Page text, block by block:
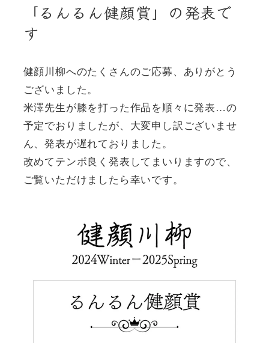
「るんるん健顔賞」の発表で
す
健顔川柳へのたくさんのご応募、ありがとう
ございました。
米澤先生が膝を打った作品を順々に発表…の
予定でおりましたが、大変申し訳ございませ
ん、発表が遅れておりました。
改めてテンポ良く発表してまいりますので、
ご覧いただけましたら幸いです。